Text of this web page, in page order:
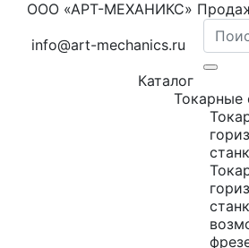
ООО «АРТ-МЕХАНИКС»
info@art-mechanics.ru
Каталог
Токарные